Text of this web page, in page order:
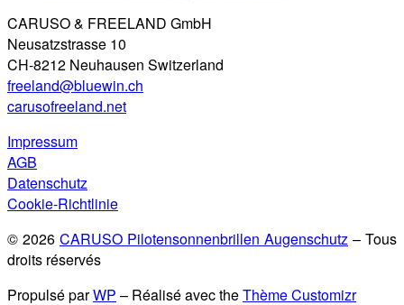
CARUSO & FREELAND GmbH
Neusatzstrasse 10
CH-8212 Neuhausen Switzerland
freeland@bluewin.ch
carusofreeland.net
Impressum
AGB
Datenschutz
Cookie-Richtlinie
© 2026 CARUSO Pilotensonnenbrillen Augenschutz – Tous
droits réservés
Propulsé parWP – Réalisé avec theThème Customizr